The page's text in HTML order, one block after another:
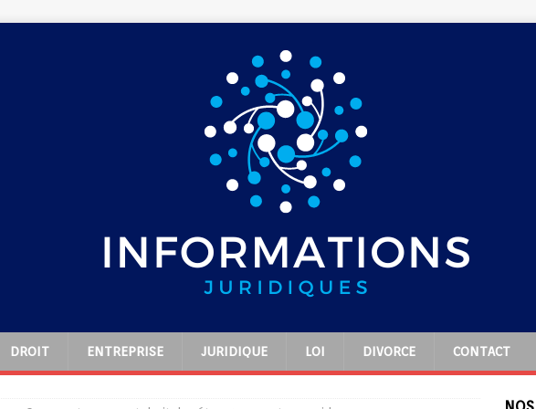
DROIT ENTREPRISE JURIDIQUE LOI DIVORCE CONTACT